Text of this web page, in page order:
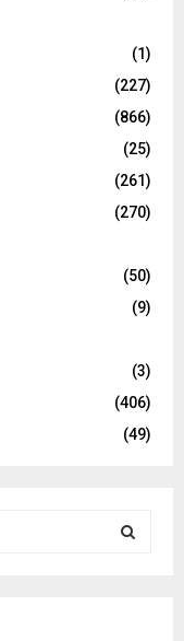
(1)
(227)
(866)
(25)
(261)
(270)
(50)
(9)
(3)
(406)
(49)